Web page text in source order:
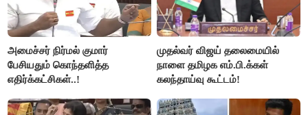
அமைச்சர் நிர்மல் குமார்
பேசியதும் கொந்தளித்த
எதிர்க்கட்சிகள்..!
முதல்வர் விஜய் தலைமையில்
நாளை தமிழக எம்.பி.க்கள்
கலந்தாய்வு கூட்டம்!